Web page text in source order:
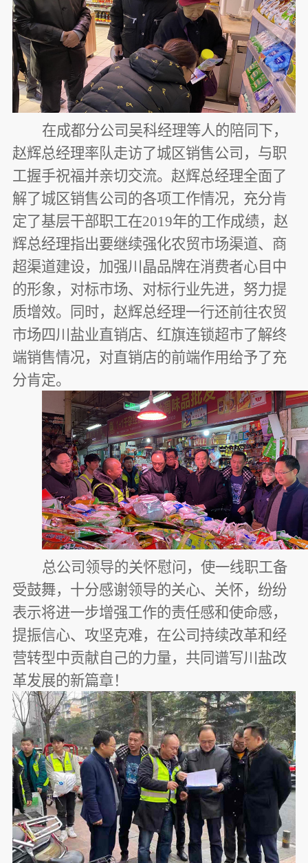
在成都分公司吴科经理等人的陪同下，
赵辉总经理率队走访了城区销售公司，与职
工握手祝福并亲切交流。赵辉总经理全面了
解了城区销售公司的各项工作情况，充分肯
定了基层干部职工在2019年的工作成绩，赵
辉总经理指出要继续强化农贸市场渠道、商
超渠道建设， 加强川晶品牌在消费者心目中
的形象 ， 对标市场、对标行业先进，努力提
质增效。同时，赵辉总经理一行还前往农贸
市场四川盐业直销店、红旗连锁超市了解终
端销售情况，对直销店的前端作用给予了充
分肯定。
总公司领导的关怀慰问，使一线职工备
受鼓舞，十分感谢领导的关心、关怀，纷纷
表示将进一步增强工作的责任感和使命感，
提振信心、攻坚克难， 在公司持续改革和经
营转型中贡献自己的力量，共同谱写川盐改
革发展的新篇章！